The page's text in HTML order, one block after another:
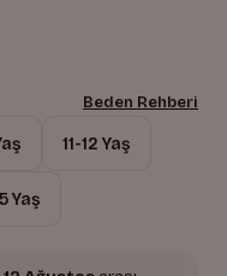
Beden Rehberi
11-12 Yaş
Yaş